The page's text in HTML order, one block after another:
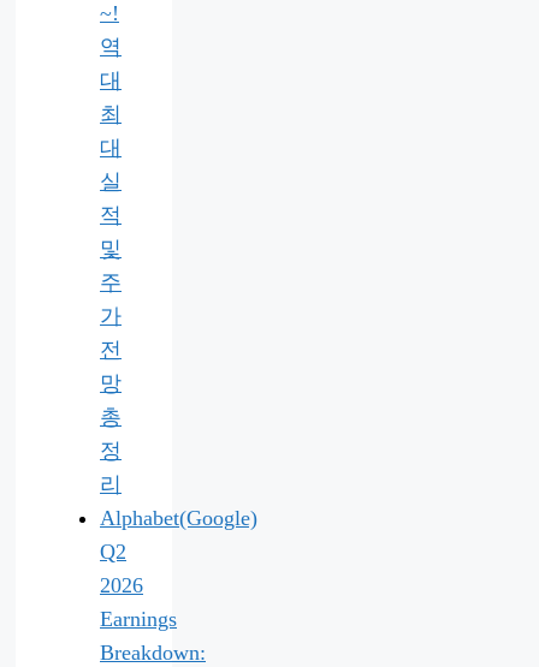
~!
역
대
최
대
실
적
및
주
가
전
망
총
정
리
Alphabet(Google)
Q2
2026
Earnings
Breakdown: